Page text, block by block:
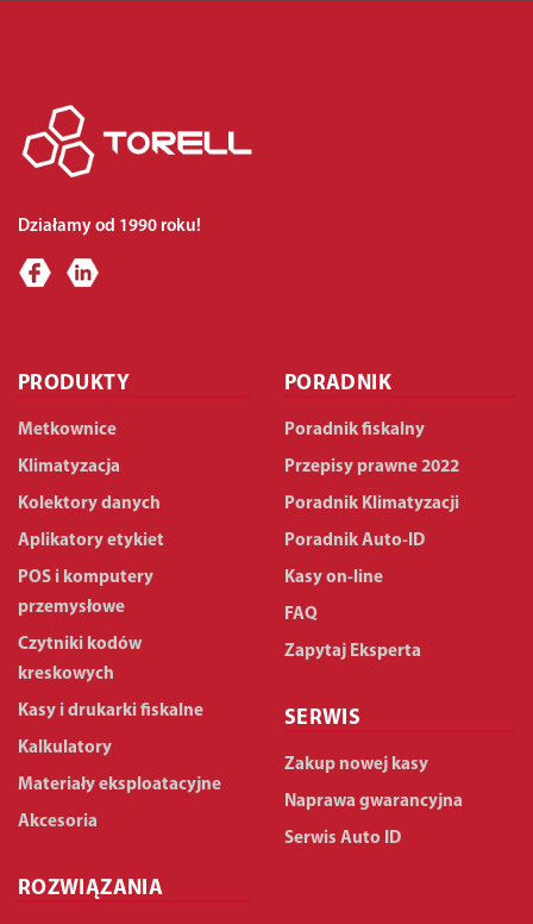
Działamy od 1990 roku!
PRODUKTY
Metkownice
Klimatyzacja
Kolektory danych
Aplikatory etykiet
POS i komputery
przemysłowe
Czytniki kodów
kreskowych
Kasy i drukarki fiskalne
Kalkulatory
Materiały eksploatacyjne
Akcesoria
ROZWIĄZANIA
PORADNIK
Poradnik fiskalny
Przepisy prawne 2022
Poradnik Klimatyzacji
Poradnik Auto-ID
Kasy on-line
FAQ
Zapytaj Eksperta
SERWIS
Zakup nowej kasy
Naprawa gwarancyjna
Serwis Auto ID